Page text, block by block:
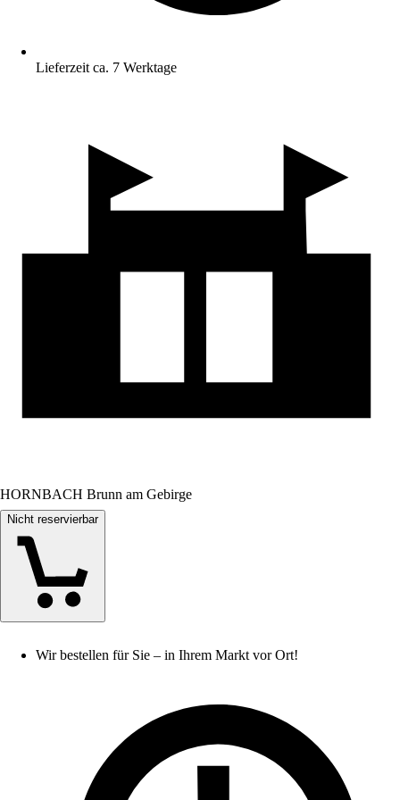
Lieferzeit ca. 7 Werktage
HORNBACH Brunn am Gebirge
Nicht reservierbar
Wir bestellen für Sie – in Ihrem Markt vor Ort!